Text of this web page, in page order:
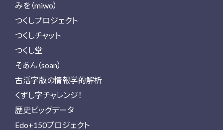
みを（miwo）
つくしプロジェクト
つくしチャット
つくし堂
そあん（soan）
古活字版の情報学的解析
くずし字チャレンジ！
歴史ビッグデータ
Edo+150プロジェクト